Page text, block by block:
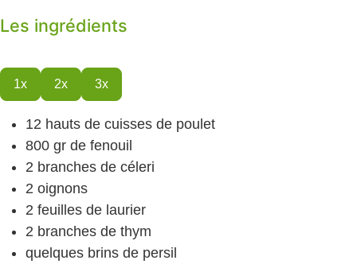
Les ingrédients
1x 2x 3x
12 hauts de cuisses de poulet
800 gr de fenouil
2 branches de céleri
2 oignons
2 feuilles de laurier
2 branches de thym
quelques brins de persil